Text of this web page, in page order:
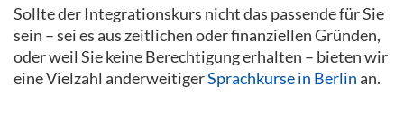
Sollte der Integrationskurs nicht das passende für Sie
sein – sei es aus zeitlichen oder finanziellen Gründen,
oder weil Sie keine Berechtigung erhalten – bieten wir
eine Vielzahl anderweitigerSprachkurse in Berlinan.